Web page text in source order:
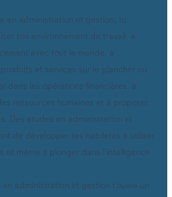
en administration et gestion, tu
ton environnement de travail, à
avec tout le monde, à
et services sur le plancher ou
dans les opérations financières, à
ressources humaines et à proposer
Des études en administration et
de développer tes habiletés à utiliser
et même à plonger dans l’intelligence
administration et gestion t’ouvre un